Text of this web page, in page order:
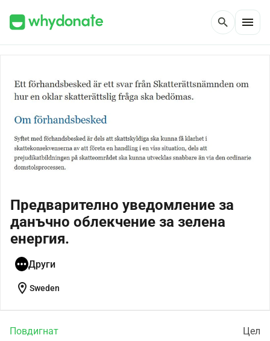
search menu
Предварително уведомление за
данъчно облекчение за зелена
енергия.
Други
location_on Sweden
Повдигнат Цел